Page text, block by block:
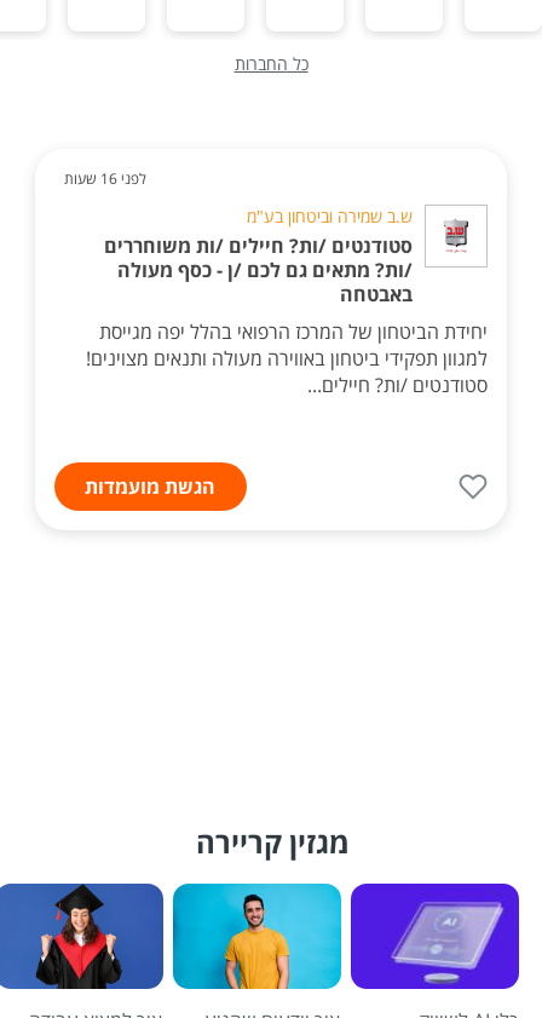
כל החברות
לפני 16 שעות
ש.ב שמירה וביטחון בע"מ
סטודנטים /ות? חיילים /ות משוחררים
/ות? מתאים גם לכם /ן - כסף מעולה
באבטחה
יחידת הביטחון של המרכז הרפואי בהלל יפה מגייסת
למגוון תפקידי ביטחון באווירה מעולה ותנאים מצוינים!
סטודנטים /ות? חיילים...
הגשת מועמדות
מגזין קריירה